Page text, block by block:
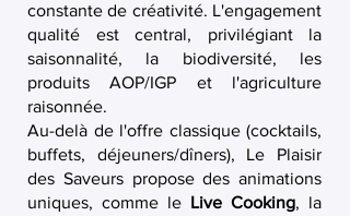
constante de créativité. L'engagement
qualité est central, privilégiant la
saisonnalité, la biodiversité, les
produits AOP/IGP et l'agriculture
raisonnée.
Au-delà de l'offre classique (cocktails,
buffets, déjeuners/dîners), Le Plaisir
des Saveurs propose des animations
uniques, comme le Live Cooking, la